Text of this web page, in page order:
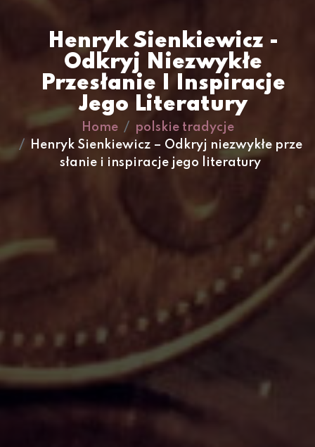
Henryk Sienkiewicz -
Odkryj Niezwykłe
Przesłanie I Inspiracje
Jego Literatury
Home
polskie tradycje
Henryk Sienkiewicz – Odkryj niezwykłe prze
słanie i inspiracje jego literatury